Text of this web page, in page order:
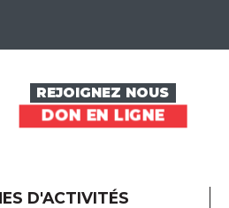
REJOIGNEZ NOUS
DON EN LIGNE
D'ACTIVITÉS